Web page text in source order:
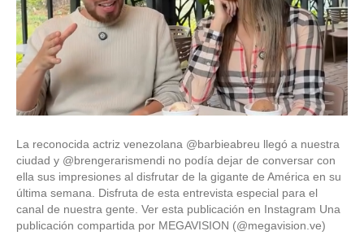
La reconocida actriz venezolana @barbieabreu llegó a nuestra
ciudad y @brengerarismendi no podía dejar de conversar con
ella sus impresiones al disfrutar de la gigante de América en su
última semana. Disfruta de esta entrevista especial para el
canal de nuestra gente. Ver esta publicación en Instagram Una
publicación compartida por MEGAVISION (@megavision.ve)